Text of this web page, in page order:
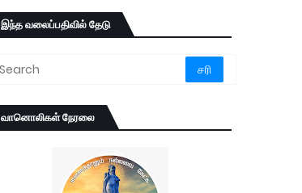
இந்த வலைப்பதிவில் தேடு
வானொலிகள் நேரலை